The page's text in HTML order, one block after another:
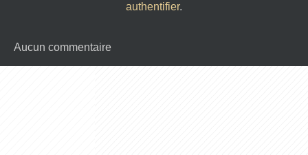
authentifier.
Aucun commentaire